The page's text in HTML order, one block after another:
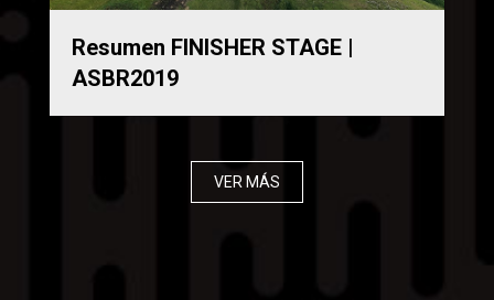
Resumen FINISHER STAGE |
ASBR2019
VER MÁS